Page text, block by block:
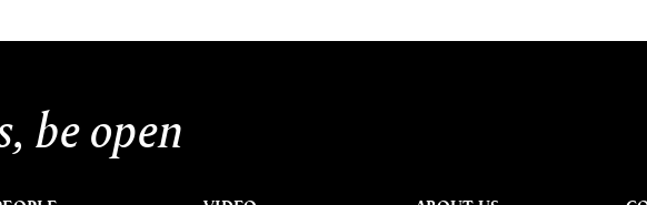
be open